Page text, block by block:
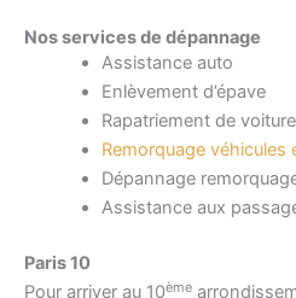
Nos services de dépannage
Assistance auto
Enlèvement d’épave
Rapatriement de
Remorquage véhicules
Dépannage
Assistance aux
Paris 10
Pour arriver au 10ème